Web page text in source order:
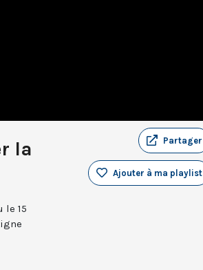
la
Partager
Ajouter à ma playlist
le 15